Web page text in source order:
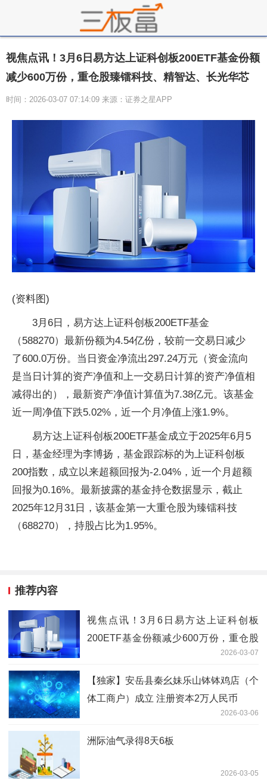
视焦点讯！3月6日易方达上证科创板200ETF基金份额
减少600万份，重仓股臻镭科技、精智达、长光华芯
时间：2026-03-07 07:14:09 来源：证券之星APP
(资料图)
3月6日，易方达上证科创板200ETF基金
（588270）最新份额为4.54亿份，较前一交易日减少
了600.0万份。当日资金净流出297.24万元（资金流向
是当日计算的资产净值和上一交易日计算的资产净值相
减得出的），最新资产净值计算值为7.38亿元。该基金
近一周净值下跌5.02%，近一个月净值上涨1.9%。
易方达上证科创板200ETF基金成立于2025年6月5
日，基金经理为李博扬，基金跟踪标的为上证科创板
200指数，成立以来超额回报为-2.04%，近一个月超额
回报为0.16%。最新披露的基金持仓数据显示，截止
2025年12月31日，该基金第一大重仓股为臻镭科技
（688270），持股占比为1.95%。
推荐内容
视焦点讯！3月6日易方达上证科创板
200ETF基金份额减少600万份，重仓股
2026-03-07
【独家】安岳县秦幺妹乐山钵钵鸡店（个
体工商户）成立 注册资本2万人民币
2026-03-06
洲际油气录得8天6板
2026-03-05